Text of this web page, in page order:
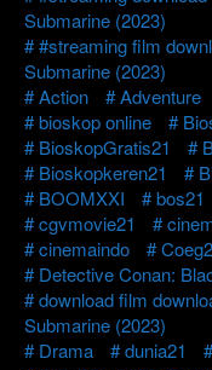
Submarine (2023)
#streaming film
Submarine (2023)
Action
Adventure
bioskop online
BioskopGratis21
Bioskopkeren21
BOOMXXI
bos21
cgvmovie21
cinemaindo
Detective Conan:
download film
Submarine (2023)
Drama
dunia21